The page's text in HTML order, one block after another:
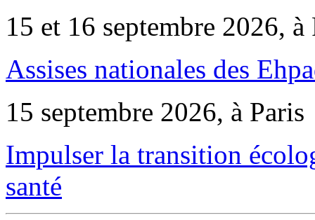
15 et 16 septembre 2026, à
Assises nationales des
15 septembre 2026, à Paris
Impulser la transition
santé